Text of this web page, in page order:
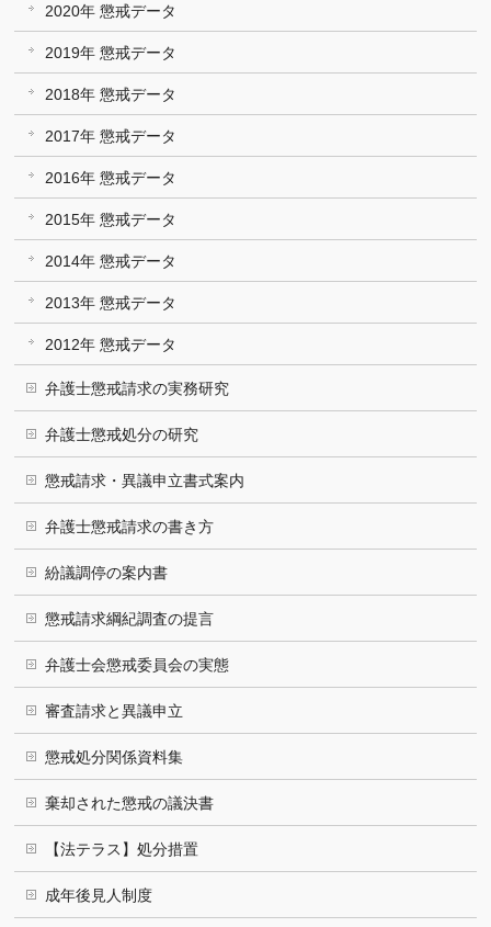
2020年 懲戒データ
2019年 懲戒データ
2018年 懲戒データ
2017年 懲戒データ
2016年 懲戒データ
2015年 懲戒データ
2014年 懲戒データ
2013年 懲戒データ
2012年 懲戒データ
弁護士懲戒請求の実務研究
弁護士懲戒処分の研究
懲戒請求・異議申立書式案内
弁護士懲戒請求の書き方
紛議調停の案内書
懲戒請求綱紀調査の提言
弁護士会懲戒委員会の実態
審査請求と異議申立
懲戒処分関係資料集
棄却された懲戒の議決書
【法テラス】処分措置
成年後見人制度